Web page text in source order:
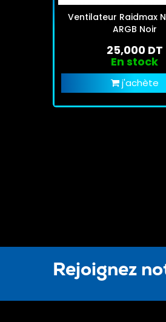
Ventilateur Raidmax
ARGB Noir
25,000 DT
En stock
j'achète
Rejoignez